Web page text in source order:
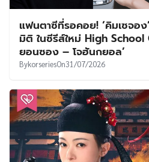
แฟนตาซีที่รอคอย! ‘คิมเซจอ
มิติ ในซีรีส์ใหม่ High
ยอนซอง – โจฮันกยอล’
BykorseriesOn31/07/2026